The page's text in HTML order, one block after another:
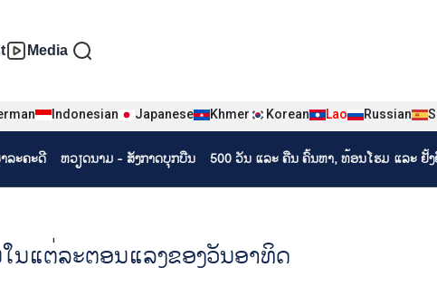
tiện tiếng Lào
Media
Indonesian Japanese Khmer Korean Lao Russian
ລະຄະດີ ຫວຽດ​ນາມ - ສັງ​ກາດ​ບຸກ​ບືນ 500 ວັນ ແລະ ຄືນ ຄົ້ນຫາ, ທ້ອນໂຮມ ແລະ ຢັ້
ນແຕ່ລະຕອນແລງຂອງວັນອາທິດ